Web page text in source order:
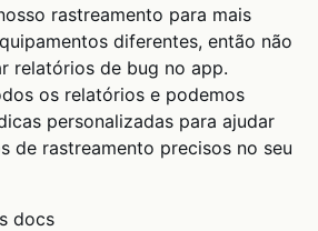
rastreamento para mais
diferentes, então não
relatórios de bug no app.
os relatórios e podemos
personalizadas para ajudar
de rastreamento precisos no seu
docs